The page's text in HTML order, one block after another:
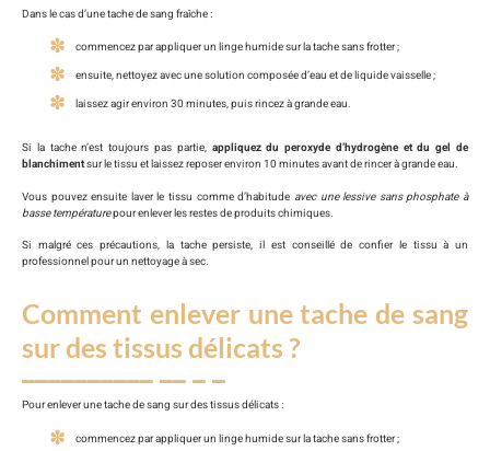
Dans le cas d’une tache de sang fraîche :
commencez par appliquer un linge humide sur la tache sans frotter ;
ensuite, nettoyez avec une solution composée d’eau et de liquide vaisselle ;
laissez agir environ 30 minutes, puis rincez à grande eau.
Si la tache n’est toujours pas partie, appliquez du peroxyde d’hydrogène et du gel de
blanchimentsur le tissu et laissez reposer environ 10 minutes avant de rincer à grande eau.
Vous pouvez ensuite laver le tissu comme d’habitude avec une lessive sans phosphate à
basse températurepour enlever les restes de produits chimiques.
Si malgré ces précautions, la tache persiste, il est conseillé de confier le tissu à un
professionnel pour un nettoyage à sec.
Comment enlever une tache de sang
sur des tissus délicats ?
Pour enlever une tache de sang sur des tissus délicats :
commencez par appliquer un linge humide sur la tache sans frotter ;